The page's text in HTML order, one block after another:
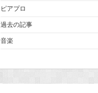
ピアプロ
過去の記事
音楽